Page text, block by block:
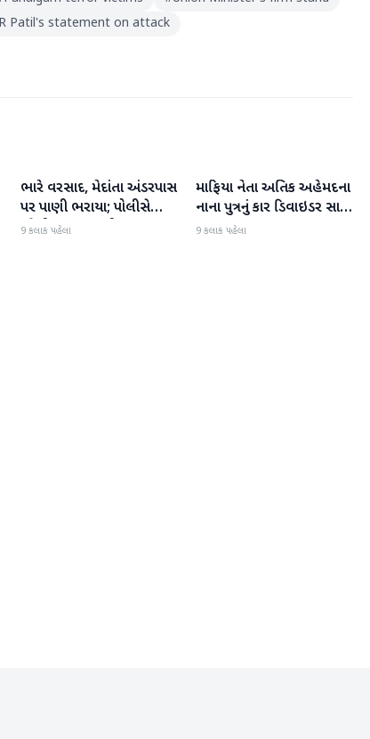
Patil's statement on attack
રાષ્ટ્રીય
ભારે વરસાદ, મેદાંતા અંડરપાસ
પર પાણી ભરાયા; પોલીસે
ઘરેથી કામ કરવાની સલાહ
9 કલાક પહેલા
રાષ્ટ્રીય
માફિયા નેતા અતિક અહેમદના
નાના પુત્રનું કાર ડિવાઇડર સાથે
અથડાતાં મૃત્યુ થયું
9 કલાક પહેલા